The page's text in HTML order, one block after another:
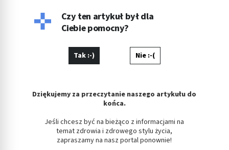
Czy ten artykuł był dla
Ciebie pomocny?
Tak :-) Nie :-(
Dziękujemy za przeczytanie naszego artykułu do
końca.
Jeśli chcesz być na bieżąco z informacjami na
temat zdrowia i zdrowego stylu życia,
zapraszamy na nasz portal ponownie!